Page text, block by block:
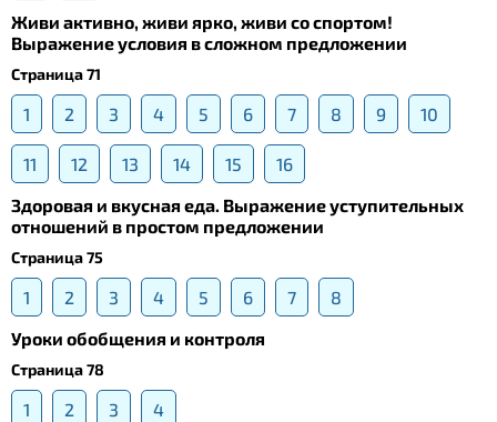
Живи активно, живи ярко, живи со спортом!
Выражение условия в сложном предложении
Страница 71
1 2 3 4 5 6 7 8 9 10
11 12 13 14 15
16
Здоровая и вкусная еда. Выражение уступительных
отношений в простом предложении
Страница 75
1 2 3 4 5 6 7
8
Уроки обобщения и контроля
Страница 78
1 2 3
4